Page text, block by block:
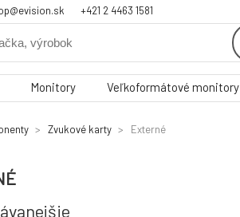
+421 2 4463 1581
Monitory Veľkoformátové monitory
Zvukové karty Externé